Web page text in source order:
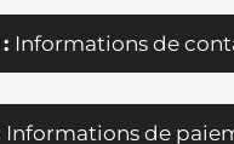
Informations de
Informations de